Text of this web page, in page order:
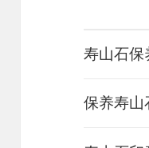
寿山石
保养寿